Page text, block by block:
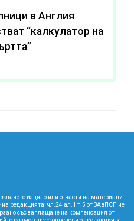
в Англия
“калкулатор на
изцяло или отчасти на материали
на редакцията; чл.24 ал.1 т.5 от ЗАвПСП не
със заплащане на компенсация от